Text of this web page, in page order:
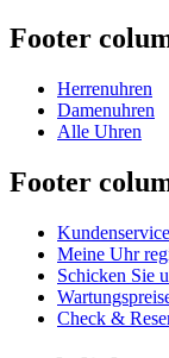
Footer
Herrenuhren
Damenuhren
Alle Uhren
Footer
Kundenservice
Meine Uhr
Schicken Sie
Check &